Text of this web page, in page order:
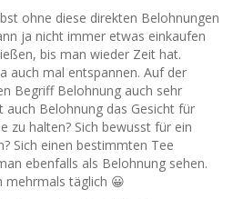
ohne diese direkten Belohnungen
ja nicht immer etwas einkaufen
bis man wieder Zeit hat.
auch mal entspannen. Auf der
Begriff Belohnung auch sehr
auch Belohnung das Gesicht für
zu halten? Sich bewusst für ein
Sich einen bestimmten Tee
ebenfalls als Belohnung sehen.
mehrmals täglich 😀